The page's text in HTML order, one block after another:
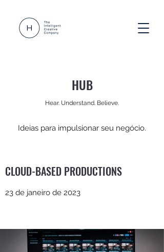
HUB
Hear. Understand. Believe.
Ideias para impulsionar seu negócio.
CLOUD-BASED PRODUCTIONS
23 de janeiro de 2023